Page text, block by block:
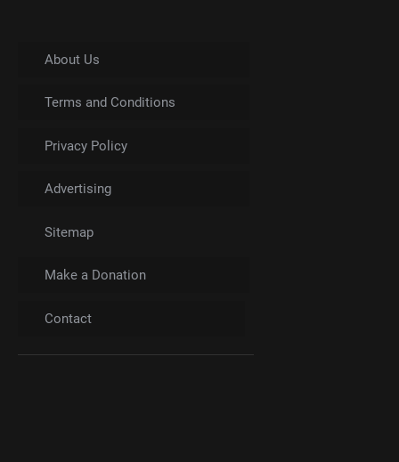
About Us
Terms and Conditions
Privacy Policy
Advertising
Sitemap
Make a Donation
Contact